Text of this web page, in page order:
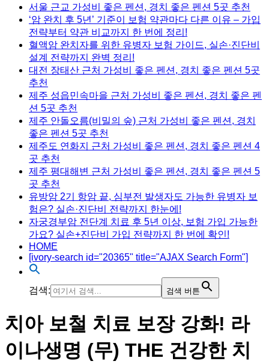
서울 근교 가성비 좋은 펜션, 경치 좋은 펜션 5곳 추천
‘암 완치 후 5년’ 기준이 보험 약관마다 다른 이유 – 가입
전략부터 약관 비교까지 한 번에 정리!
혈액암 완치자를 위한 유병자 보험 가이드, 실손·진단비
설계 전략까지 완벽 정리!
대전 장태산 근처 가성비 좋은 펜션, 경치 좋은 펜션 5곳
추천
제주 성읍민속마을 근처 가성비 좋은 펜션, 경치 좋은 펜
션 5곳 추천
제주 안돌오름(비밀의 숲) 근처 가성비 좋은 펜션, 경치
좋은 펜션 5곳 추천
제주도 연화지 근처 가성비 좋은 펜션, 경치 좋은 펜션 4
곳 추천
제주 평대해변 근처 가성비 좋은 펜션, 경치 좋은 펜션 5
곳 추천
유방암 2기 항암 끝, 심부전 발생자도 가능한 유병자 보
험은? 실손·진단비 전략까지 한눈에!
자궁경부암 전단계 치료 후 5년 이상, 보험 가입 가능한
가요? 실손+진단비 가입 전략까지 한 번에 확인!
HOME
[ivory-search id="20365" title="AJAX Search Form"]
검색: 검색 버튼
치아 보철 치료 보장 강화! 라
이나생명 (무) THE 건강한 치